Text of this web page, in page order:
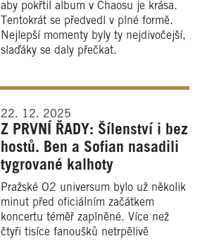
aby pokřtil album v Chaosu je krása.
Tentokrát se předvedl v plné formě.
Nejlepší momenty byly ty nejdivočejší,
slaďáky se daly přečkat.
22. 12. 2025
Z PRVNÍ ŘADY: Šílenství i bez
hostů. Ben a Sofian nasadili
tygrované kalhoty
Pražské O2 universum bylo už několik
minut před oficiálním začátkem
koncertu téměř zaplněné. Více než
čtyři tisíce fanoušků netrpělivě